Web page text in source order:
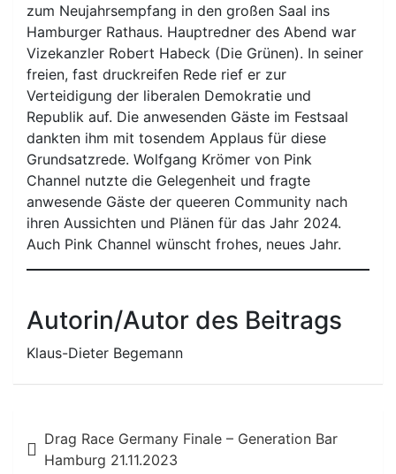
zum Neujahrsempfang in den großen Saal ins
Hamburger Rathaus. Hauptredner des Abend war
Vizekanzler Robert Habeck (Die Grünen). In seiner
freien, fast druckreifen Rede rief er zur
Verteidigung der liberalen Demokratie und
Republik auf. Die anwesenden Gäste im Festsaal
dankten ihm mit tosendem Applaus für diese
Grundsatzrede. Wolfgang Krömer von Pink
Channel nutzte die Gelegenheit und fragte
anwesende Gäste der queeren Community nach
ihren Aussichten und Plänen für das Jahr 2024.
Auch Pink Channel wünscht frohes, neues Jahr.
Autorin/Autor des Beitrags
Klaus-Dieter Begemann
Beitragsnavigation
Drag Race Germany Finale – Generation Bar
Hamburg 21.11.2023